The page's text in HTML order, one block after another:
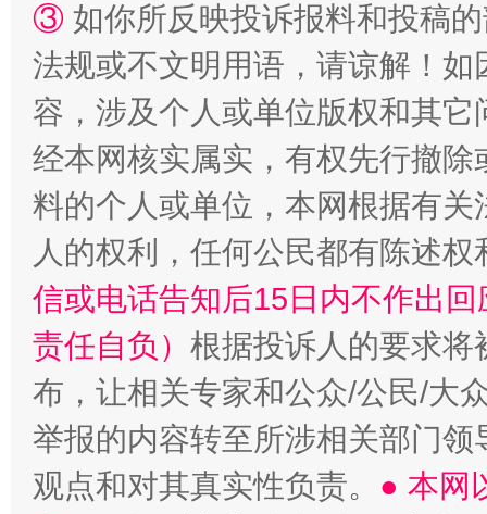
③ 如你所反映投诉报料和投稿
法规或不文明用语，请谅解！
容，涉及个人或单位版权和其它
经本网核实属实，有权先行撤
料的个人或单位，本网根据有
人的权利，任何公民都有陈述
信或电话告知后15日内不作出
责任自负） 根据投诉人的要求将
布，让相关专家和公众/公民/大
举报的内容转至所涉相关部门
观点和对其真实性负责。 ● 本网